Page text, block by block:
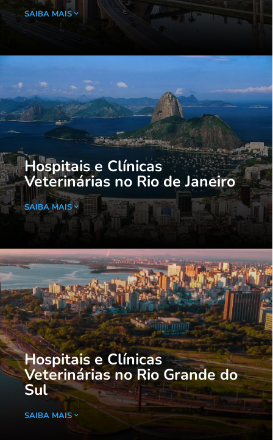
SAIBA MAIS
Hospitais e Clínicas
Veterinárias no Rio de Janeiro
SAIBA MAIS
Hospitais e Clínicas
Veterinárias no Rio Grande do
Sul
SAIBA MAIS